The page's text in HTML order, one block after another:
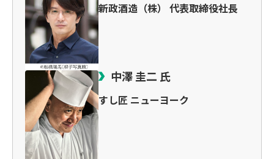
新政酒造（株） 代表取締役社長
中澤 圭二 氏
すし匠 ニューヨーク